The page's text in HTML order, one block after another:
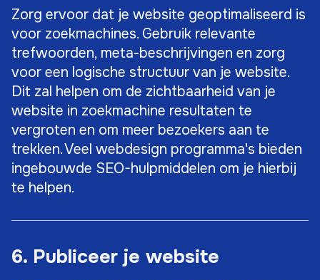
Zorg ervoor dat je website geoptimaliseerd is
voor zoekmachines. Gebruik relevante
trefwoorden, meta-beschrijvingen en zorg
voor een logische structuur van je website.
Dit zal helpen om de zichtbaarheid van je
website in zoekmachine resultaten te
vergroten en om meer bezoekers aan te
trekken. Veel webdesign programma's bieden
ingebouwde SEO-hulpmiddelen om je hierbij
te helpen.
6. Publiceer je website